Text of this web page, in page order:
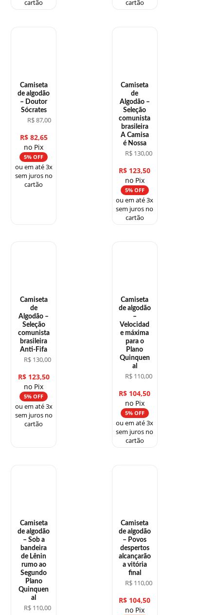
cartão cartão
Camiseta
de algodão
– Doutor
Sócrates
R$87,00
R$82,65
no Pix
5% OFF
ou em até 3x
sem juros no
cartão
Camiseta
de
Algodão –
Seleção
comunista
brasileira
A Camisa
é Nossa
R$130,00
R$ 123,50
no Pix
5% OFF
ou em até 3x
sem juros no
cartão
Camiseta
de
Algodão –
Seleção
comunista
brasileira
Anti-Fifa
R$ 130,00
R$123,50
no Pix
5% OFF
ou em até 3x
sem juros no
cartão
Camiseta
de algodão
–
Velocidad
e máxima
para o
Plano
Quinquen
al
R$110,00
R$ 104,50
no Pix
5% OFF
ou em até 3x
sem juros no
cartão
Camiseta
de algodão
– Sob a
bandeira
de Lênin
rumo ao
Segundo
Plano
Quinquen
al
R$ 110,00
Camiseta
de algodão
– Povos
despertos
alcançarão
a vitória
final
R$110,00
R$ 104,50
no Pix